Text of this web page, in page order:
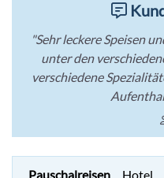
"Sehr leckere Speisen
unter den
verschiedene
Pauschalreisen Hotel